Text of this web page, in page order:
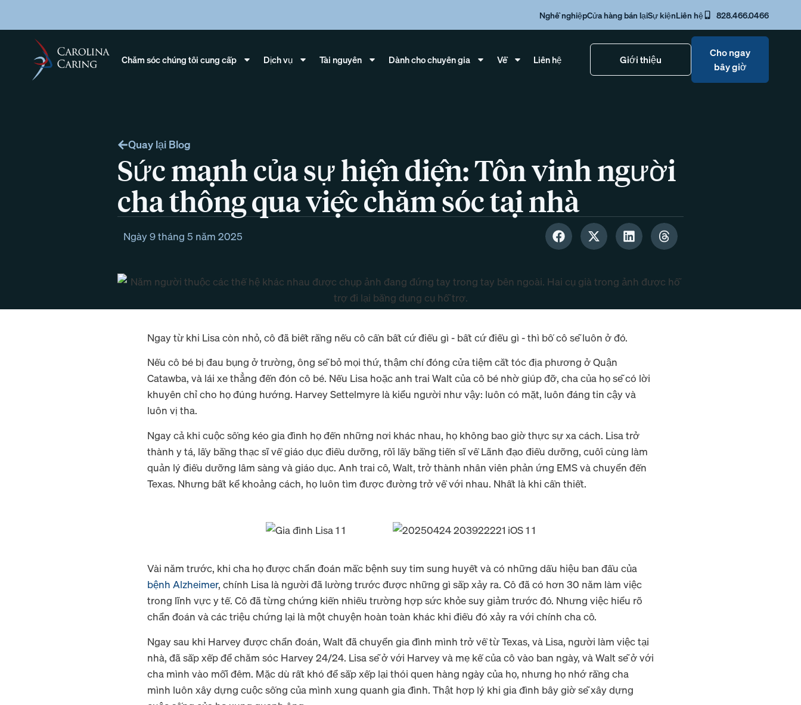
Nghề nghiệpCửa hàng bán lạiSự kiệnLiên hệ 828.466.0466
Chăm sóc chúng tôi cung cấp Dịch vụ Tài nguyên Dành cho chuyên gia Về Liên hệ Giới thiệu
Cho ngay
bây giờ
Quay lại Blog
Sức mạnh của sự hiện diện: Tôn vinh người
cha thông qua việc chăm sóc tại nhà
Ngày 9 tháng 5 năm 2025
Ngay từ khi Lisa còn nhỏ, cô đã biết rằng nếu cô cần bất cứ điều gì - bất cứ điều gì - thì bố cô sẽ luôn ở đó.
Nếu cô bé bị đau bụng ở trường, ông sẽ bỏ mọi thứ, thậm chí đóng cửa tiệm cắt tóc địa phương ở Quận
Catawba, và lái xe thẳng đến đón cô bé. Nếu Lisa hoặc anh trai Walt của cô bé nhờ giúp đỡ, cha của họ sẽ có lời
khuyên chỉ cho họ đúng hướng. Harvey Settelmyre là kiểu người như vậy: luôn có mặt, luôn đáng tin cậy và
luôn vị tha.
Ngay cả khi cuộc sống kéo gia đình họ đến những nơi khác nhau, họ không bao giờ thực sự xa cách. Lisa trở
thành y tá, lấy bằng thạc sĩ về giáo dục điều dưỡng, rồi lấy bằng tiến sĩ về Lãnh đạo điều dưỡng, cuối cùng làm
quản lý điều dưỡng lâm sàng và giáo dục. Anh trai cô, Walt, trở thành nhân viên phản ứng EMS và chuyển đến
Texas. Nhưng bất kể khoảng cách, họ luôn tìm được đường trở về với nhau. Nhất là khi cần thiết.
Vài năm trước, khi cha họ được chẩn đoán mắc bệnh suy tim sung huyết và có những dấu hiệu ban đầu của
bệnh Alzheimer, chính Lisa là người đã lường trước được những gì sắp xảy ra. Cô đã có hơn 30 năm làm việc
trong lĩnh vực y tế. Cô đã từng chứng kiến nhiều trường hợp sức khỏe suy giảm trước đó. Nhưng việc hiểu rõ
chẩn đoán và các triệu chứng lại là một chuyện hoàn toàn khác khi điều đó xảy ra với chính cha cô.
Ngay sau khi Harvey được chẩn đoán, Walt đã chuyển gia đình mình trở về từ Texas, và Lisa, người làm việc tại
nhà, đã sắp xếp để chăm sóc Harvey 24/24. Lisa sẽ ở với Harvey và mẹ kế của cô vào ban ngày, và Walt sẽ ở với
cha mình vào mỗi đêm. Mặc dù rất khó để sắp xếp lại thói quen hàng ngày của họ, nhưng họ nhớ rằng cha
mình luôn xây dựng cuộc sống của mình xung quanh gia đình. Thật hợp lý khi gia đình bây giờ sẽ xây dựng